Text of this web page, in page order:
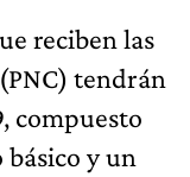
reciben las
tendrán
compuesto
básico y un